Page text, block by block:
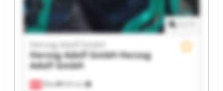
Wien 633 km
Herzog Adolf GmbH
Herzog Adolf GmbHHerzog
Adolf GmbH